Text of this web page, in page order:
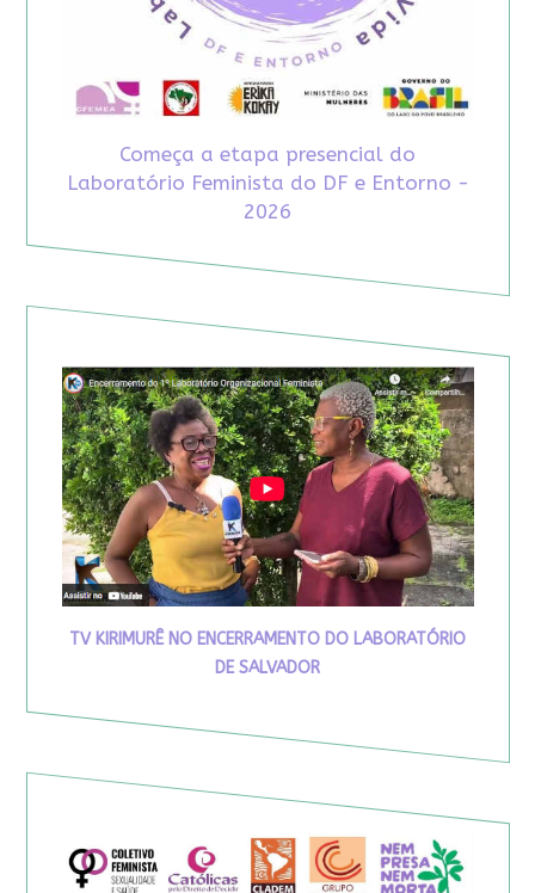
Começa a etapa presencial do
Laboratório Feminista do DF e Entorno -
2026
TV KIRIMURÊ NO ENCERRAMENTO DO LABORATÓRIO
DE SALVADOR